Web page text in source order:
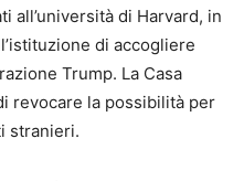
all’università di Harvard, in
di accogliere
Trump. La Casa
revocare la possibilità per
stranieri.